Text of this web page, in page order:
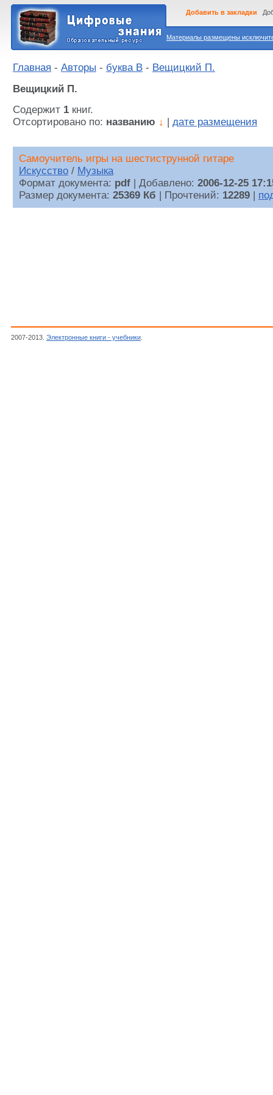
Материалы размещены
Добавить в закладки
Главная - Авторы - буква В - Вещицкий П.
Вещицкий П.
Содержит 1 книг.
Отсортировано по: названию ↓ дате размещения
Самоучитель игры на шестиструнной гитаре
Искусство / Музыка
Формат документа: pdf | Добавлено: 2006-12-25
Размер документа: 25369 Кб | Прочтений: 12289
2007-2013. Электронные книги - учебники